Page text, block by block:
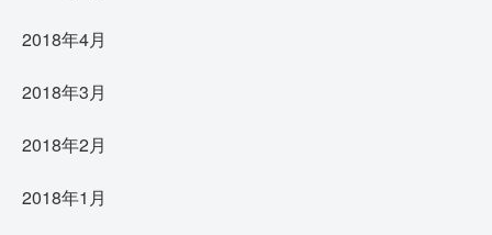
2018年4月
2018年3月
2018年2月
2018年1月